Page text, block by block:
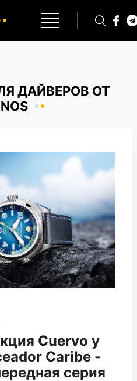
ДАЙВЕРОВ ОТ
Cuervo y
Caribe -
серия